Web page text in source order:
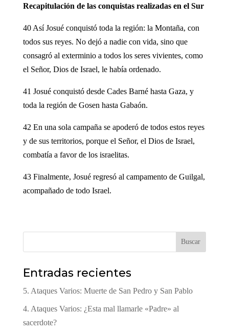
Recapitulación de las conquistas realizadas en el Sur
40 Así Josué conquistó toda la región: la Montaña, con
todos sus reyes. No dejó a nadie con vida, sino que
consagró al exterminio a todos los seres vivientes, como
el Señor, Dios de Israel, le había ordenado.
41 Josué conquistó desde Cades Barné hasta Gaza, y
toda la región de Gosen hasta Gabaón.
42 En una sola campaña se apoderó de todos estos reyes
y de sus territorios, porque el Señor, el Dios de Israel,
combatía a favor de los israelitas.
43 Finalmente, Josué regresó al campamento de Guilgal,
acompañado de todo Israel.
Buscar
Entradas recientes
5. Ataques Varios: Muerte de San Pedro y San Pablo
4. Ataques Varios: ¿Esta mal llamarle «Padre» al
sacerdote?